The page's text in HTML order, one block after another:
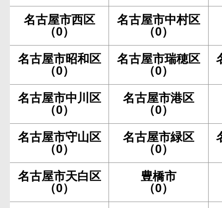
名古屋市西区
（0）
名古屋市中村区
（0）
名古屋市昭和区
（0）
名古屋市瑞穂区
（0）
名古屋市中川区
（0）
名古屋市港区
（0）
名古屋市守山区
（0）
名古屋市緑区
（0）
名古屋市天白区
（0）
豊橋市
（0）